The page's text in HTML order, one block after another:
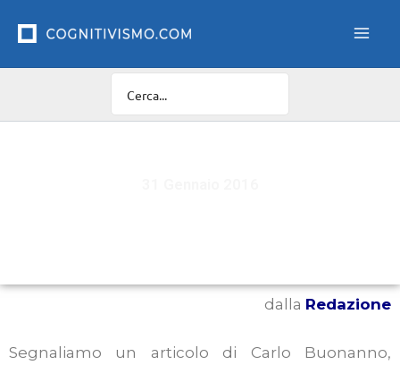
dalla Redazione
Segnaliamo un articolo di Carlo Buonanno,